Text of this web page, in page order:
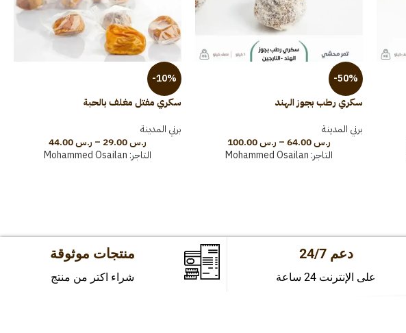
-50%
سكري رطب بجوز الهند
برني المدينة
ر.س64.00
– ر.س100.00
التاجر: Mohammed Osailan
-10%
سكري مفتل مغلف بالحبة
برني المدينة
ر.س29.00
– ر.س44.00
التاجر: Mohammed Osailan
دعم 24/7
على الإنترنت 24 ساعة
منتجات موثوقة
شراء اكتر من منتج